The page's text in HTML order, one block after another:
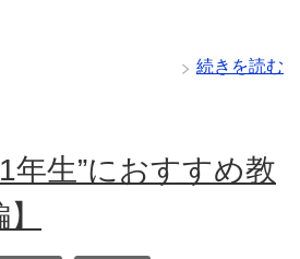
続きを読む
年生”におすすめ教